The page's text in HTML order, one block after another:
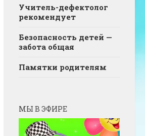
Учитель-дефектолог
рекомендует
Безопасность детей —
забота общая
Памятки родителям
МЫ В ЭФИРЕ